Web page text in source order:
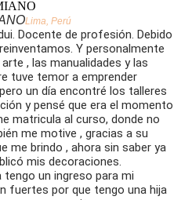
Lima, Perú
Docente de profesión. Debido
Y personalmente
, las manualidades y las
tuve temor a emprender
un día encontré los talleres
y pensé que era el momento
matricula al curso, donde no
me motive , gracias a su
me brindo , ahora sin saber ya
mis decoraciones.
tengo un ingreso para mi
fuertes por que tengo una hija